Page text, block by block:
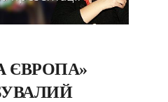
ЄВРОПА»